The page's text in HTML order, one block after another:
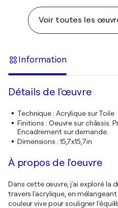
Voir toutes les
Information
Détails de l'œuvre
Technique: Acrylique sur Toile
Finitions : Oeuvre sur châssis.
Encadrement sur demande.
Dimensions : 15,7x15,7in
À propos de l'oeuvre
Dans cette œuvre, j'ai exploré la
travers l'acrylique, en
couleur vive pour souligner